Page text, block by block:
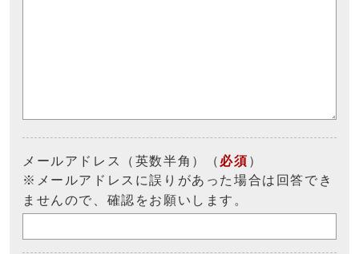
メールアドレス（英数半角）（ 必須 ）
※メールアドレスに誤りがあった場合は回答でき
ませんので、確認をお願いします。